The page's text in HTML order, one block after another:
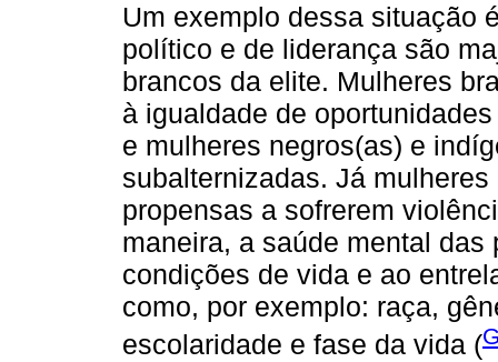
Um exemplo dessa situação
político e de liderança são
brancos da elite. Mulheres
à igualdade de
e mulheres negros(as) e
subalternizadas. Já
propensas a sofrerem
maneira, a saúde mental
condições de vida e ao
como, por exemplo: raça,
escolaridade e fase da vida (